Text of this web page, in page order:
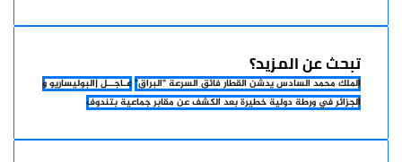
تبحث عن المزيد؟
الملك محمد السادس يدشن القطار فائق السرعة "البراق"عـاجــل |البوليساريو و
الجزائر في ورطة دولية خطيرة بعد الكشف عن مقابر جماعية بتندوف